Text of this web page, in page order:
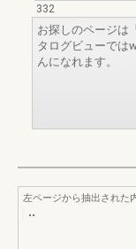
332
お探しのページは
タログビューでは
んになれます。
左ページから抽出された
••